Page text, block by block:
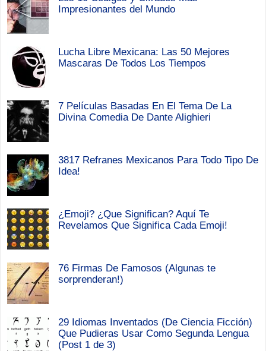
Impresionantes del Mundo
Lucha Libre Mexicana: Las 50 Mejores
Mascaras De Todos Los Tiempos
7 Películas Basadas En El Tema De La
Divina Comedia De Dante Alighieri
3817 Refranes Mexicanos Para Todo Tipo De
Idea!
¿Emoji? ¿Que Significan? Aquí Te
Revelamos Que Significa Cada Emoji!
76 Firmas De Famosos (Algunas te
sorprenderan!)
29 Idiomas Inventados (De Ciencia Ficción)
Que Pudieras Usar Como Segunda Lengua
(Post 1 de 3)